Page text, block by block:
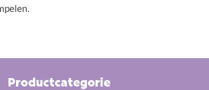
Productcategorie